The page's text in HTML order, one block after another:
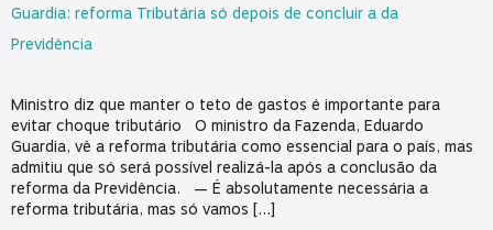
Guardia: reforma Tributária só depois de concluir a da
Previdência
Ministro diz que manter o teto de gastos é importante para
evitar choque tributário O ministro da Fazenda, Eduardo
Guardia, vê a reforma tributária como essencial para o país, mas
admitiu que só será possível realizá-la após a conclusão da
reforma da Previdência. — É absolutamente necessária a
reforma tributária, mas só vamos […]